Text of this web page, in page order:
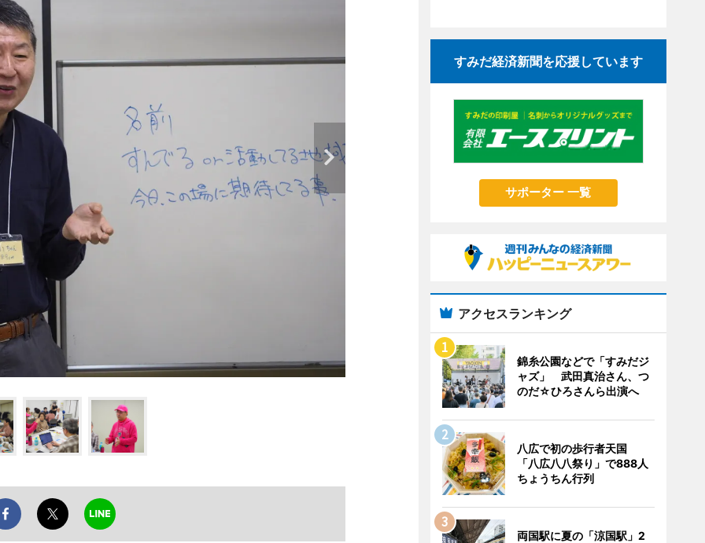
すみだ経済新聞を応援しています
サポーター 一覧
アクセスランキング
錦糸公園などで「すみだジ
ャズ」 武田真治さん、つ
のだ☆ひろさんら出演へ
八広で初の歩行者天国
「八広八八祭り」で888人
ちょうちん行列
両国駅に夏の「涼国駅」2